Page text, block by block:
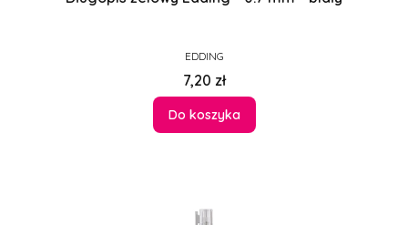
PRODUCENT
EDDING
Cena
7,20 zł
Do koszyka